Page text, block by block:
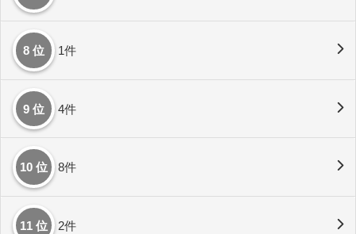
8 位 1件
9 位 4件
10 位 8件
11 位 2件